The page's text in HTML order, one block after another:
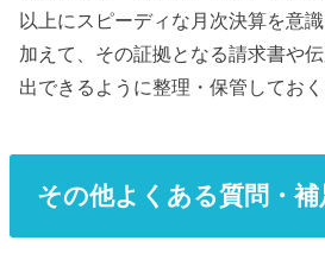
以上にスピーディな月次決算を意
加えて、その証拠となる請求書や
出できるように整理・保管しておく
その他よくある質問・補